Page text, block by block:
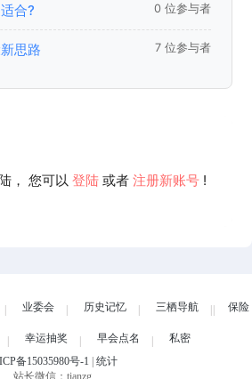
合? 0 位参与者
思路 7 位参与者
， 您可以 登陆或者 注册新账号!
业委会 历史记忆 三栖导航 保险
幸运抽奖 早会点名
私密
备15035980号-1 | 统计
站长微信：tianzg